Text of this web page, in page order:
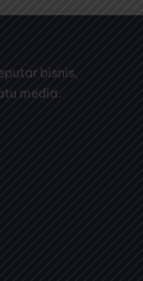
bisnis,